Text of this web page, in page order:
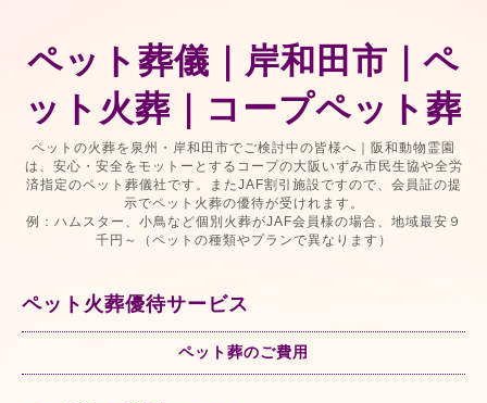
ペット葬儀｜岸和田市｜ペ
ット火葬｜コープペット葬
ペットの火葬を泉州・岸和田市でご検討中の皆様へ｜阪和動物霊園
は、安心・安全をモットーとするコープの大阪いずみ市民生協や全労
済指定のペット葬儀社です。またJAF割引施設ですので、会員証の提
示でペット火葬の優待が受けれます。
例：ハムスター、小鳥など個別火葬がJAF会員様の場合、地域最安９
千円～（ペットの種類やプランで異なります）
ペット火葬優待サービス
ペット葬のご費用